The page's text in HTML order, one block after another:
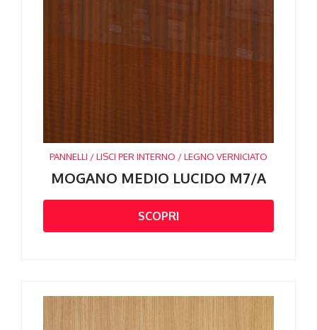
PANNELLI / LISCI PER INTERNO / LEGNO VERNICIATO
MOGANO MEDIO LUCIDO M7/A
SCOPRI